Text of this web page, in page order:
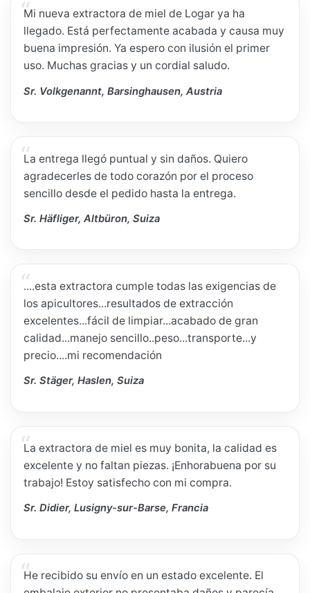
Mi nueva extractora de miel de Logar ya ha
llegado. Está perfectamente acabada y causa muy
buena impresión. Ya espero con ilusión el primer
uso. Muchas gracias y un cordial saludo.
Sr. Volkgenannt, Barsinghausen, Austria
La entrega llegó puntual y sin daños. Quiero
agradecerles de todo corazón por el proceso
sencillo desde el pedido hasta la entrega.
Sr. Häfliger, Altbüron, Suiza
....esta extractora cumple todas las exigencias de
los apicultores...resultados de extracción
excelentes...fácil de limpiar...acabado de gran
calidad...manejo sencillo..peso...transporte...y
precio....mi recomendación
Sr. Stäger, Haslen, Suiza
La extractora de miel es muy bonita, la calidad es
excelente y no faltan piezas. ¡Enhorabuena por su
trabajo! Estoy satisfecho con mi compra.
Sr. Didier, Lusigny-sur-Barse, Francia
He recibido su envío en un estado excelente. El